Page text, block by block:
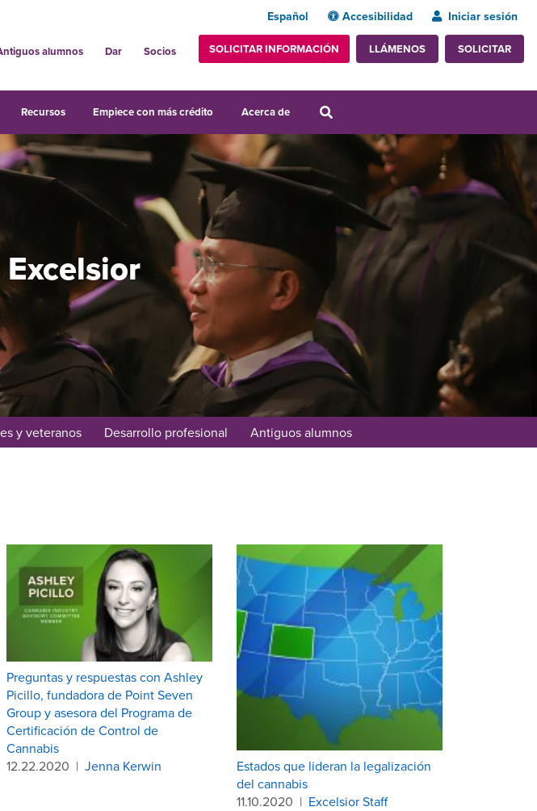
Español Accesibilidad Iniciar sesión
alumnos Dar Socios SOLICITAR INFORMACIÓN LLÁMENOS SOLICITAR
Recursos Empiece con más crédito Acerca de
y veteranos Desarrollo profesional Antiguos alumnos
Preguntas y respuestas con Ashley
Picillo, fundadora de Point Seven
Group y asesora del Programa de
Certificación de Control de
Cannabis
12.22.2020 | Jenna Kerwin
Estados que lideran la legalización
del cannabis
11.10.2020 | Excelsior Staff